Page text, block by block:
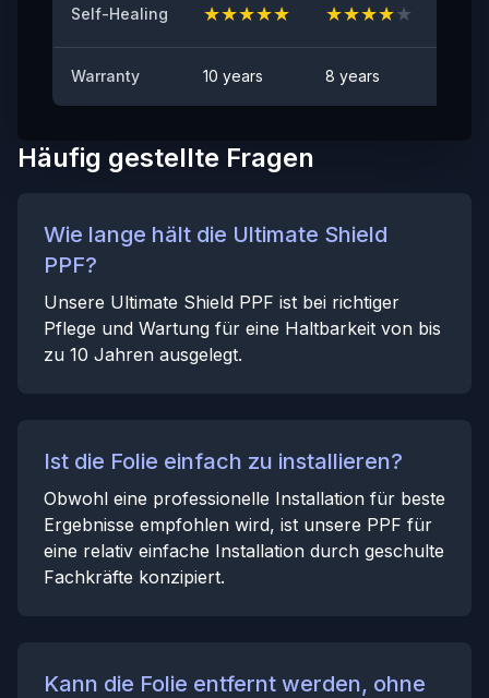
Keine sichtbaren Flecken
Self-Healing ★★★★★ ★★★★★
Warranty 10 years 8 years
Häufig gestellte Fragen
Wie lange hält die Ultimate Shield
PPF?
Unsere Ultimate Shield PPF ist bei richtiger
Pflege und Wartung für eine Haltbarkeit von bis
zu 10 Jahren ausgelegt.
Ist die Folie einfach zu installieren?
Obwohl eine professionelle Installation für beste
Ergebnisse empfohlen wird, ist unsere PPF für
eine relativ einfache Installation durch geschulte
Fachkräfte konzipiert.
Kann die Folie entfernt werden, ohne